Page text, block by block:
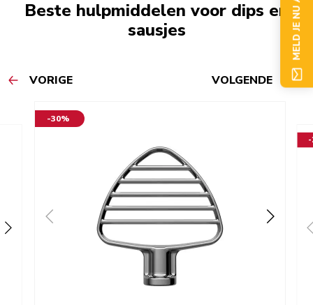
Beste hulpmiddelen voor dips en
sausjes
VORIGE VOLGENDE
-30%
-
MELD JE NU AAN